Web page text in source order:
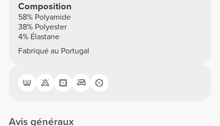
Composition
58% Polyamide
38% Polyester
4% Élastane
Fabriqué au Portugal
Avis généraux